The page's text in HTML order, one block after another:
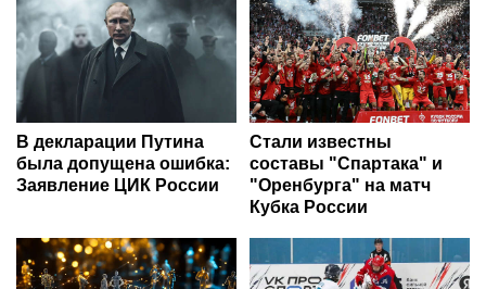
В декларации Путина
была допущена ошибка:
Заявление ЦИК России
Стали известны
составы "Спартака" и
"Оренбурга" на матч
Кубка России